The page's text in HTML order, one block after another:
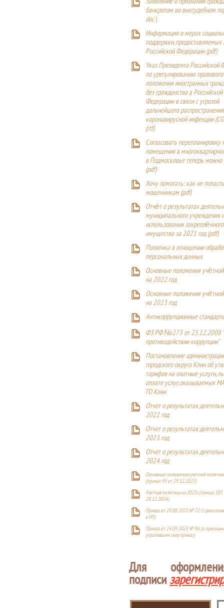
банкротом во внесудебном
doc)
Информация о мерах
поддержки,
Российской Федерации (pdf)
Указ Президента Российской
по урегулированию правового
положения иностранных
без гражданства в Российской
Федерации в связи с угрозой
дальнейшего
коронавирусной инфекции
(rtf)
Согласовать перепланировку
помещения в
в Подмосковье теперь можно
(pdf)
Хочу помогать: как не
мошенникам (pdf)
Отчёт о результатах
муниципального учреждения
использовании
имущества за 2021 год (pdf)
Политика в отношении
персональных данных
Основные положения
на 2022 год
Основные положения
на 2023 год
Антикоррупционные
ФЗ РФ №273 от 25.12.2008
противодействии коррупции"
Постановление
городского округа Клин об
тарифов на платные услуги,
оплате услуг, оказываемых
ГО Клин
Отчет о результатах
2022 год
Отчет о результатах
2023 год
Отчет о результатах
2024 год
Основные положения учетной
(приказ 95 от 29.12.2023)
Учетная политика на 2025г. (приказ 105
28.12.2024)
Приказ от 29.08.2025 № 72-1
в УП)
Приказ от 24.09.2025 № 86 (о
утратившим силу приказ)
Для
подписи